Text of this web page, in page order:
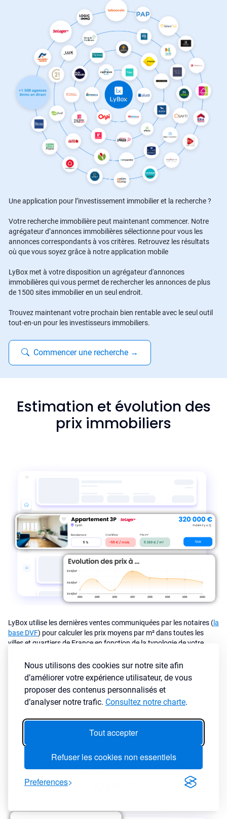
Nous utilisons des cookies sur notre site afin
d’améliorer votre expérience utilisateur, de vous
proposer des contenus personnalisés et
d’analyser notre trafic. Consultez notre charte.
Tout accepter
Refuser les cookies non essentiels
Preferences
Une application pour l’investissement immobilier et la recherche ?
Votre recherche immobilière peut maintenant commencer. Notre
agrégateur d’annonces immobilières sélectionne pour vous les
annonces correspondants à vos critères. Retrouvez les résultats
où que vous soyez grâce à notre application mobile
LyBox met à votre disposition un agrégateur d'annonces
immobilières qui vous permet de rechercher les annonces de plus
de 1500 sites immobilier en un seul endroit.
Trouvez maintenant votre prochain bien rentable avec le seul outil
tout-en-un pour les investisseurs immobiliers.
Commencer une recherche →
Estimation et évolution des
prix immobiliers
LyBox utilise les dernières ventes communiquées par les notaires (la
base DVF) pour calculer les prix moyens par m² dans toutes les
villes et quartiers de France en fonction de la typologie de votre
Pour investir dans une ville ou dans un secteur en particulier, il est
important de connaître le marché immobilier de la ville. Grâce à
LyBox, vous pouvez analyser rapidement les prix au m² de la ville et
leur évolution dans le temps. Dans les grandes villes et metropoles,
Calcul et estimation des